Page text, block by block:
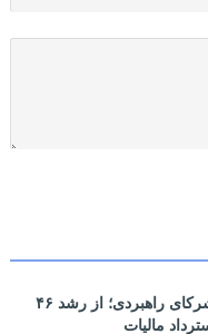
توازن میان انضباط اقتصادی و حمایت از شرکای راهبردی؛ از رشد ۴۶